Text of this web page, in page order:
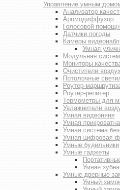
Управление умным
Анализатор
Аромодиффузор
Голосовой
Датчики погоды
Камеры
Умная
Модульная
Мониторы
Очистители
Потолочные
Роутер-
Роутер-репитер
Термометры для
Увлажнители
Умная видеоняня
Умная
Умная система
Умная цифровая
Умные будильники
Умные гаджеты
Умная
Умные дверные
Умный